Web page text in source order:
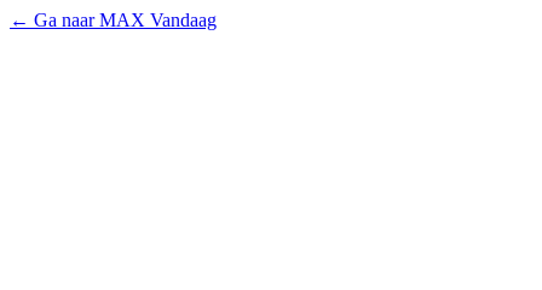
← Ga naar MAX Vandaag